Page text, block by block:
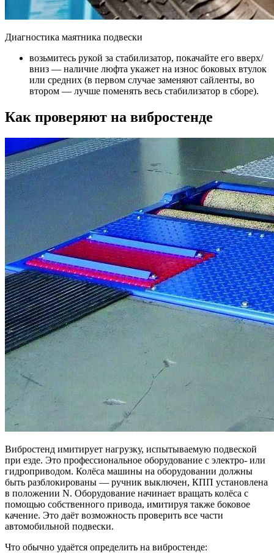
Диагностика маятника подвески
возьмитесь рукой за стабилизатор, покачайте его вверх/
вниз — наличие люфта укажет на износ боковых втулок
или средних (в первом случае заменяют сайленты, во
втором — лучше поменять весь стабилизатор в сборе).
Как проверяют на вибростенде
Вибростенд имитирует нагрузку, испытываемую подвеской
при езде. Это профессиональное оборудование с электро‐ или
гидроприводом. Колёса машины на оборудовании должны
быть разблокированы — ручник выключен, КПП установлена
в положении N. Оборудование начинает вращать колёса с
помощью собственного привода, имитируя также боковое
качение. Это даёт возможность проверить все части
автомобильной подвески.
Что обычно удаётся определить на вибростенде: